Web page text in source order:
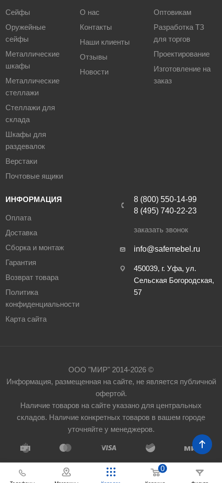
Сейфы
Оружейные
сейфы
Металлические
шкафы
Металлические
стеллажи
Стеллажи для
склада
Шкафы для
раздевалок
Верстаки
Почтовые ящики
О нас
Контакты
Наши клиенты
Отзывы
Новости
Оптовикам
Разработка ТЗ
для торгов
Проектирование
Изготовление на
заказ
ИНФОРМАЦИЯ
Оплата
Доставка
Сборка и монтаж
Гарантия
Возврат товара
Политика
конфиденциальности
Карта сайта
8 (800) 550-14-99
8 (495) 740-22-23
заказать звонок
info@safemebel.ru
450039, г. Уфа, ул.
Сельская Богородская,
57
ООО "МИР" 2014-2026 ©
Информация, размещенная на сайте, не является публичной
офертой.
Наличие товаров на сайте указано для центральных
складов. Наличие конкретных товаров в вашем городе
уточняйте у менеджеров.
0